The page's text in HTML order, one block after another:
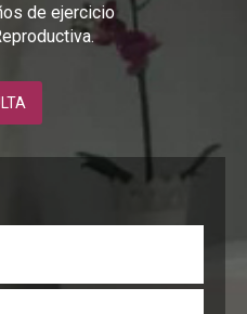
de ejercicio